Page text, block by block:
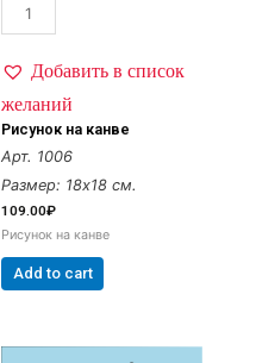
Добавить в список
желаний
Рисунок на канве
Арт. 1006
Размер: 18х18 см.
109.00₽
Рисунок на канве
Add to cart